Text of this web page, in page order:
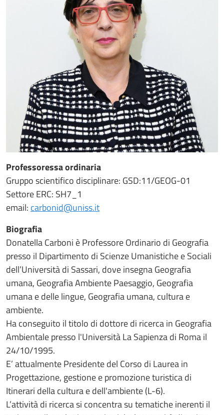
Professoressa ordinaria
Gruppo scientifico disciplinare: GSD:11/GEOG-01
Settore ERC: SH7_1
email: carbonid@uniss.it
Biografia
Donatella Carboni è Professore Ordinario di Geografia
presso il Dipartimento di Scienze Umanistiche e Sociali
dell’Università di Sassari, dove insegna Geografia
umana, Geografia Ambiente Paesaggio, Geografia
umana e delle lingue, Geografia umana, cultura e
ambiente.
Ha conseguito il titolo di dottore di ricerca in Geografia
Ambientale presso l'Università La Sapienza di Roma il
24/10/1995.
E’ attualmente Presidente del Corso di Laurea in
Progettazione, gestione e promozione turistica di
Itinerari della cultura e dell'ambiente (L-6).
L’attività di ricerca si concentra su tematiche inerenti il